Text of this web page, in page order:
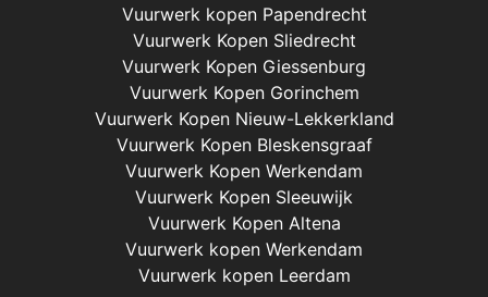
Vuurwerk kopen Papendrecht
Vuurwerk Kopen Sliedrecht
Vuurwerk Kopen Giessenburg
Vuurwerk Kopen Gorinchem
Vuurwerk Kopen Nieuw-Lekkerkland
Vuurwerk Kopen Bleskensgraaf
Vuurwerk Kopen Werkendam
Vuurwerk Kopen Sleeuwijk
Vuurwerk Kopen Altena
Vuurwerk kopen Werkendam
Vuurwerk kopen Leerdam